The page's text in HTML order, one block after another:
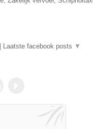
Laatste facebook posts ▼